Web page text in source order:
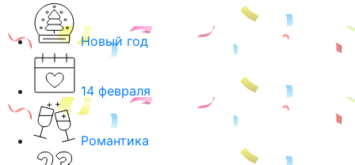
Новый год
14 февраля
Романтика